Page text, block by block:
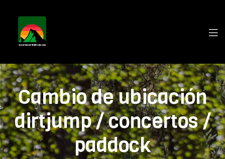
Cambio de ubicación
dirtjump / concertos /
paddock